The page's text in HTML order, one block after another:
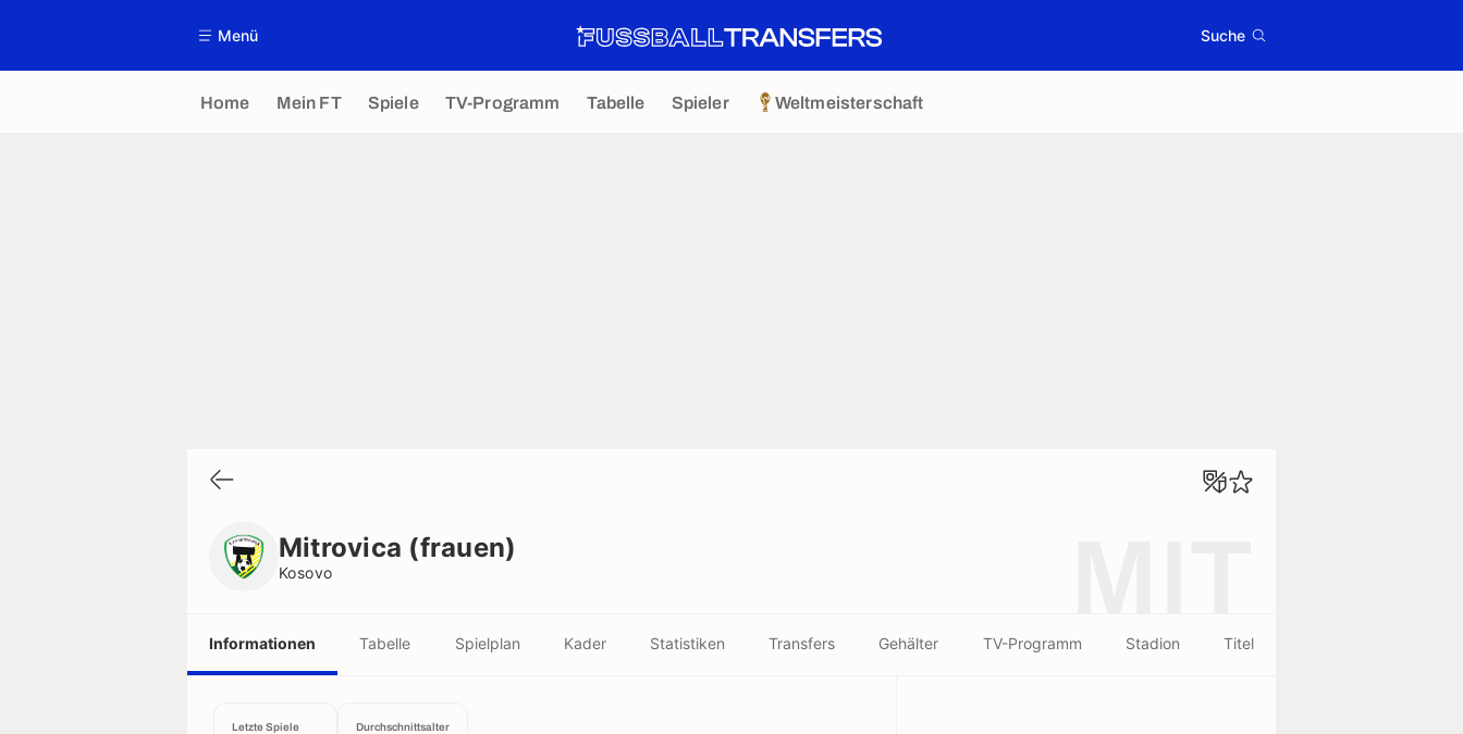
Menü Suche
Home Mein FT Spiele TV-Programm Tabelle Spieler Weltmeisterschaft
Mitrovica (frauen)
Kosovo
Informationen Tabelle Spielplan Kader Statistiken Transfers Gehälter TV-Programm Stadion Titel
Letzte Spiele Durchschnittsalter